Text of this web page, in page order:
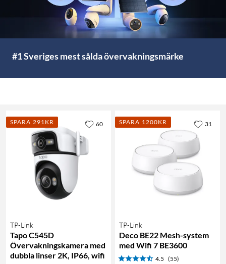
#1 Sveriges mest sålda övervakningsmärke
SPARA 291KR
TP-Link
Tapo C545D
Övervakningskamera med
dubbla linser 2K, IP66, wifi
60 SPARA 1200KR
TP-Link
Deco BE22 Mesh-system
med Wifi 7 BE3600
4.5 (55)
31